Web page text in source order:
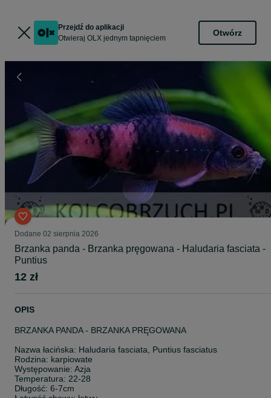
Przejdź do aplikacji
Otwieraj OLX jednym tapnięciem
Otwórz
Dodane 02 sierpnia 2026
Brzanka panda - Brzanka pręgowana - Haludaria fasciata -
Puntius
12 zł
OPIS
BRZANKA PANDA - BRZANKA PRĘGOWANA
Nazwa łacińska: Haludaria fasciata, Puntius fasciatus
Rodzina: karpiowate
Występowanie: Azja
Temperatura: 22-28
Długość: 6-7cm